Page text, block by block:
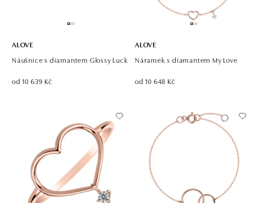
ALOVE
Náušnice s diamantem Glossy Luck
od 10 639 Kč
ALOVE
Náramek s diamantem My Love
od 10 648 Kč